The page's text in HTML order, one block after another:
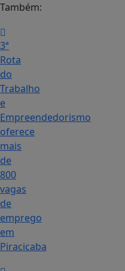
Também:
3ª
Rota
do
Trabalho
e
Empreendedorismo
oferece
mais
de
800
vagas
de
emprego
em
Piracicaba